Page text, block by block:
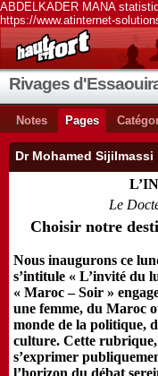
ABDELKADER MANA
https://www.atinternet-
Rivages
Notes Pages
Dr Mohamed Sijilmassi
Le
Choisir notre
Nous inaugurons ce
s’intitule « L’invité du
« Maroc – Soir »
une femme, du Maroc
monde de la politique,
culture. Cette rubrique,
s’exprimer
l’horizon du débat